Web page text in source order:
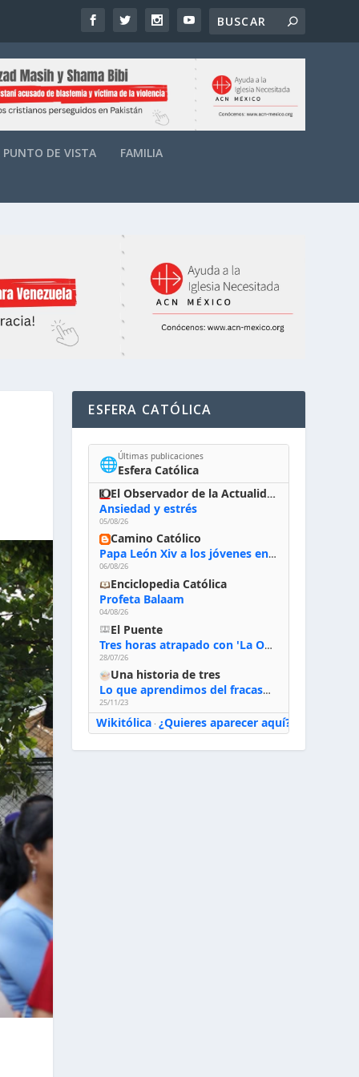
PUNTO DE VISTA FAMILIA
ESFERA CATÓLICA
🌐Últimas publicaciones
Esfera Católica
El Observador de la Actualidad
Ansiedad y estrés
05/08/26
Camino Católico
Papa León Xiv a los jóvenes en Asís, 6-8-2026: «De san Francisco aprendan la radicalidad evangélica: no los vuelve ciegos ni violentos, sino sensibles, atentos, siempre en el seguimiento de Jesús, humildes y acogiendo a todos»
06/08/26
Enciclopedia Católica
Profeta Balaam
04/08/26
El Puente
Tres horas atrapado con 'La Odisea' de Nolan
28/07/26
Una historia de tres
Lo que aprendimos del fracaso al emprender
25/11/23
Wikitólica· ¿Quieres aparecer aquí?